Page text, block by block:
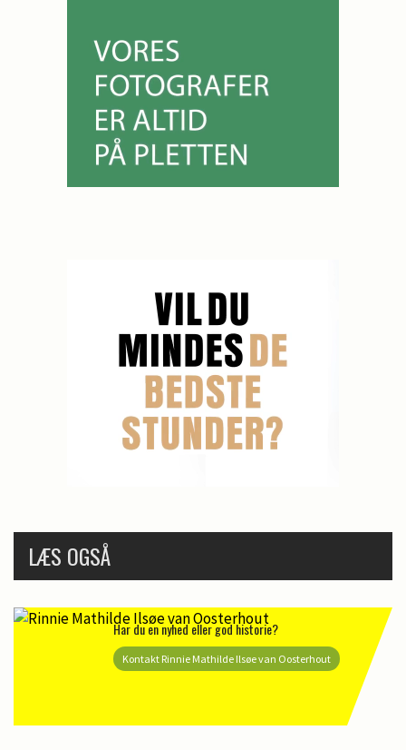
LÆS OGSÅ
Har du en nyhed eller god historie?
Kontakt Rinnie Mathilde Ilsøe van Oosterhout